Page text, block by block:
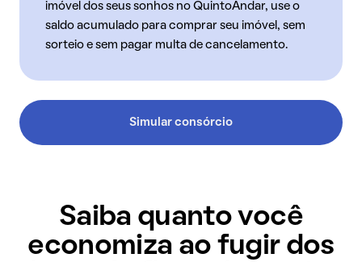
imóvel dos seus sonhos no QuintoAndar, use o
saldo acumulado para comprar seu imóvel, sem
sorteio e sem pagar multa de cancelamento.
Simular consórcio
Saiba quanto você
economiza ao fugir dos